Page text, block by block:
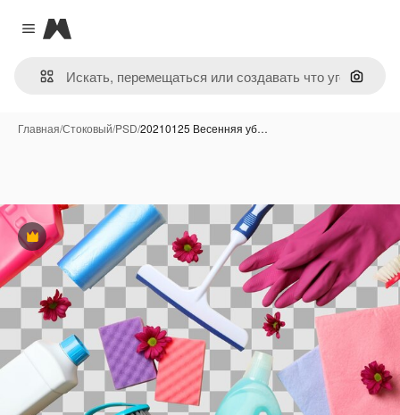
Close menu
Magnific
Поиск
Главная/Стоковый/PSD/20210125 Весенняя уб…
Премиум